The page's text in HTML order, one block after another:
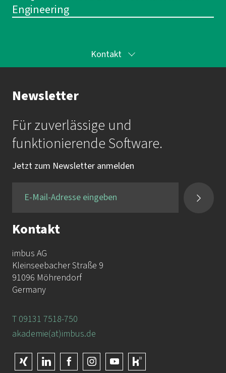
Engineering
Kontakt
Ihr Kontakt zur Akademie
Frau Katrin Krauß
Mail: akademie@imbus.de
Tel.:
+49 9131 / 7518-750
Newsletter
Für zuverlässige und
funktionierende Software.
Jetzt zum Newsletter anmelden
Kontakt
imbus AG
Kleinseebacher Straße 9
91096 Möhrendorf
Germany
T 09131 7518-750
akademie(at)imbus.de